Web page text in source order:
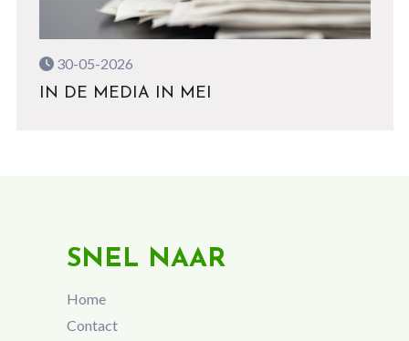
30-05-2026
IN DE MEDIA IN MEI
SNEL NAAR
Home
Contact